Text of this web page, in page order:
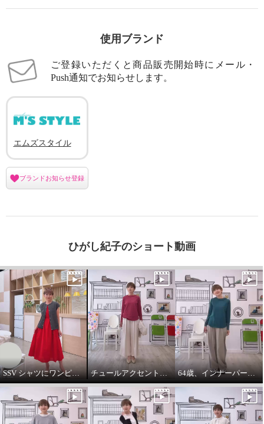
使用ブランド
ご登録いただくと商品販売開始時にメール・
Push通知でお知らせします。
エムズスタイル
ブランドお知らせ登録
ひがし紀子のショート動画
SSV シャツにワンピースをコーデしてみました。 チュールアクセントパーカー64歳カジュアル大好きが推し！ 64歳、インナーパーカーは必需品です。